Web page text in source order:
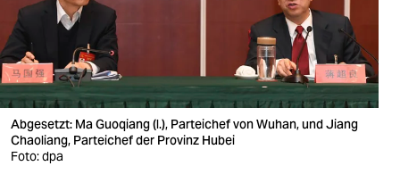
nord
wahrheit
verlag
verlag
Abgesetzt: Ma Guoqiang (l.), Parteichef von Wuhan, und Jiang
Chaoliang, Parteichef der Provinz Hubei
Foto: dpa